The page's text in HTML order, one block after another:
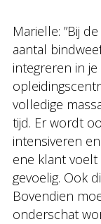
Marielle: ”Bij
aantal
integreren in
volledige
tijd. Er wordt
intensiveren
ene klant
gevoelig. Ook
Bovendien
onderschat